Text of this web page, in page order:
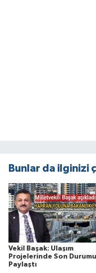
Bunlar da ilginizi
Vekil Başak: Ulaşım
Projelerinde Son Durumu
Paylaştı